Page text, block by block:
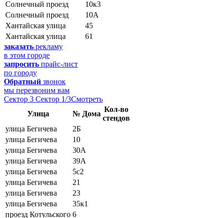
Солнечный проезд
10к3
Солнечный проезд
10А
Хантайская улица
45
Хантайская улица
61
заказать рекламу
в этом городе
запросить прайс-лист
по городу
Обратный звонок
мы перезвоним вам
Сектор 3 Сектор 1/3Смотреть
Улица
№ Дома
Кол-во
стендов
улица Бегичева
2Б
улица Бегичева
10
улица Бегичева
30А
улица Бегичева
39А
улица Бегичева
5с2
улица Бегичева
21
улица Бегичева
23
улица Бегичева
35к1
проезд Котульского 6